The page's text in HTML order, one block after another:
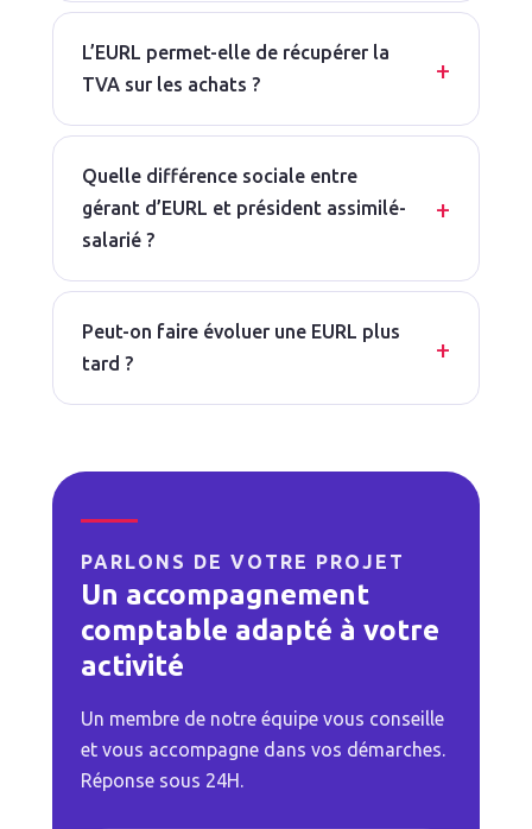
L’EURL permet-elle de récupérer la
TVA sur les achats ?
Quelle différence sociale entre
gérant d’EURL et président assimilé-
salarié ?
Peut-on faire évoluer une EURL plus
tard ?
PARLONS DE VOTRE PROJET
Un accompagnement
comptable adapté à votre
activité
Un membre de notre équipe vous conseille
et vous accompagne dans vos démarches.
Réponse sous 24H.